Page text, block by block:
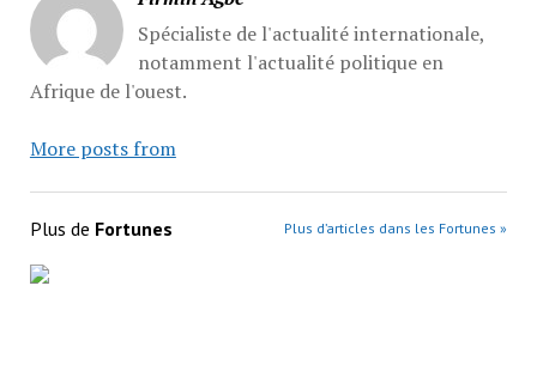
Spécialiste de l'actualité internationale,
notamment l'actualité politique en
Afrique de l'ouest.
More posts from
Plus de Fortunes Plus d’articles dans les Fortunes »